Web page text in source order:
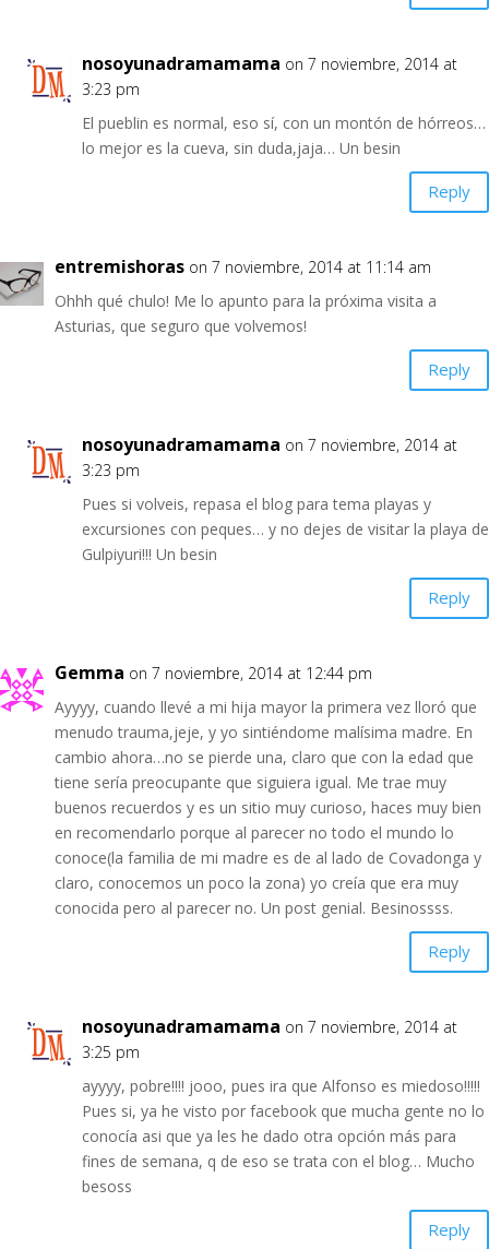
nosoyunadramamama on 7 noviembre, 2014 at
3:23 pm
El pueblin es normal, eso sí, con un montón de hórreos…
lo mejor es la cueva, sin duda,jaja… Un besin
Reply
entremishoras on 7 noviembre, 2014 at 11:14 am
Ohhh qué chulo! Me lo apunto para la próxima visita a
Asturias, que seguro que volvemos!
Reply
nosoyunadramamama on 7 noviembre, 2014 at
3:23 pm
Pues si volveis, repasa el blog para tema playas y
excursiones con peques… y no dejes de visitar la playa de
Gulpiyuri!!! Un besin
Reply
Gemma on 7 noviembre, 2014 at 12:44 pm
Ayyyy, cuando llevé a mi hija mayor la primera vez lloró que
menudo trauma,jeje, y yo sintiéndome malísima madre. En
cambio ahora…no se pierde una, claro que con la edad que
tiene sería preocupante que siguiera igual. Me trae muy
buenos recuerdos y es un sitio muy curioso, haces muy bien
en recomendarlo porque al parecer no todo el mundo lo
conoce(la familia de mi madre es de al lado de Covadonga y
claro, conocemos un poco la zona) yo creía que era muy
conocida pero al parecer no. Un post genial. Besinossss.
Reply
nosoyunadramamama on 7 noviembre, 2014 at
3:25 pm
ayyyy, pobre!!!! jooo, pues ira que Alfonso es miedoso!!!!!
Pues si, ya he visto por facebook que mucha gente no lo
conocía asi que ya les he dado otra opción más para
fines de semana, q de eso se trata con el blog… Mucho
besoss
Reply